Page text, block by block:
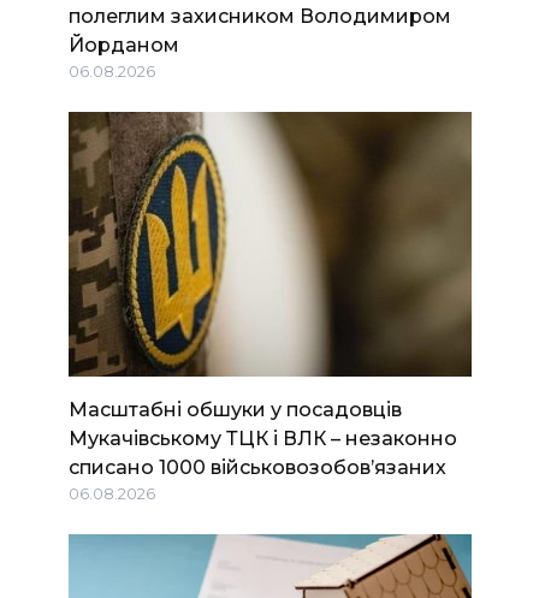
полеглим захисником Володимиром
Йорданом
06.08.2026
Масштабні обшуки у посадовців
Мукачівському ТЦК і ВЛК – незаконно
списано 1000 військовозобов’язаних
06.08.2026